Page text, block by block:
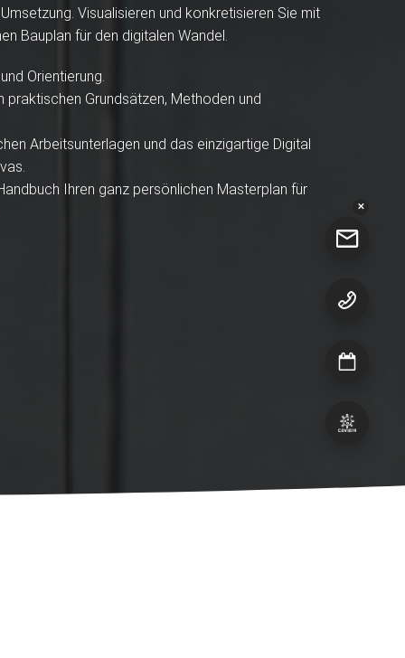
✕
Visualisieren und konkretisieren Sie mit
Bauplan für den digitalen Wandel.
Orientierung.
praktischen Grundsätzen, Methoden und
Arbeitsunterlagen und das einzigartige Digital
Ihren ganz persönlichen Masterplan für